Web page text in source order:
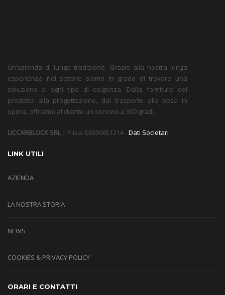
Un’azienda di lunga tradizione. Grazie alla nostra lunga
esperienza nel settore siamo in grado di trovare una
soluzione a ogni tipo di esigenza. Dalla fornitura del
prodotto alla progettazione, dal trasporto alla posa in
opera, offriamo al cliente un servizio a 360 gradi.
LICCARBLOCK SRL | P.iva: 06330651214 -Dati Societari
LINK UTILI
AZIENDA
LA NOSTRA STORIA
NEWS
COOKIES & PRIVACY POLICY
ORARI E CONTATTI